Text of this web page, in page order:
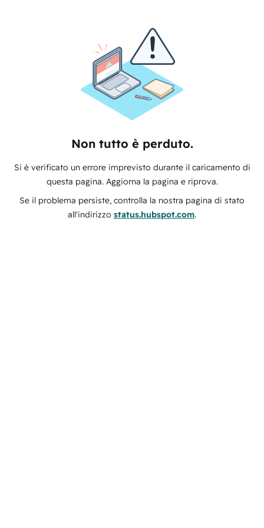
Non tutto è perduto.
Si è verificato un errore imprevisto durante il caricamento di
questa pagina. Aggiorna la pagina e riprova.
Se il problema persiste, controlla la nostra pagina di stato
all'indirizzo status.hubspot.com.